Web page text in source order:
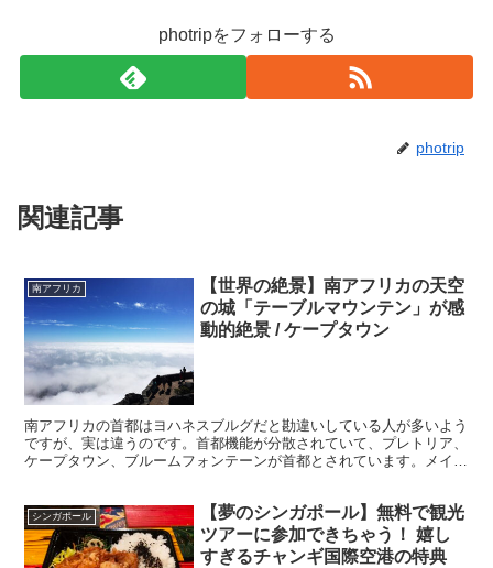
photripをフォローする
photrip
関連記事
南アフリカ
【世界の絶景】南アフリカの天空
の城「テーブルマウンテン」が感
動的絶景 / ケープタウン
南アフリカの首都はヨハネスブルグだと勘違いしている人が多いよう
ですが、実は違うのです。首都機能が分散されていて、プレトリア、
ケープタウン、ブルームフォンテーンが首都とされています。メイン
シンガポール
【夢のシンガポール】無料で観光
ツアーに参加できちゃう！ 嬉し
すぎるチャンギ国際空港の特典